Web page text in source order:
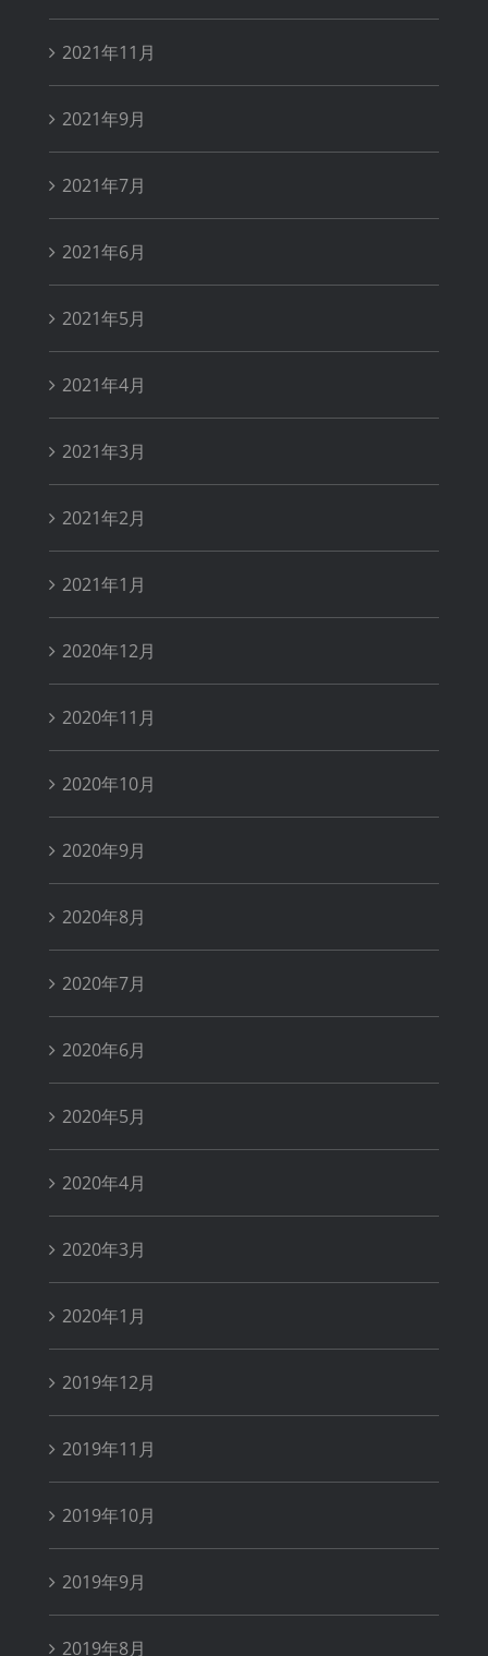
2021年11月
2021年9月
2021年7月
2021年6月
2021年5月
2021年4月
2021年3月
2021年2月
2021年1月
2020年12月
2020年11月
2020年10月
2020年9月
2020年8月
2020年7月
2020年6月
2020年5月
2020年4月
2020年3月
2020年1月
2019年12月
2019年11月
2019年10月
2019年9月
2019年8月